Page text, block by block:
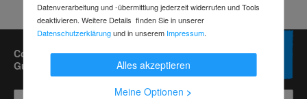
Contorion Newsletter kostenlos abonnieren und
Gutscheine im Wert von bis zu 50 Euro sichern.*
Datenverarbeitung und -übermittlung jederzeit widerrufen und Tools
deaktivieren. Weitere Details finden Sie in unserer
Datenschutzerklärungund in unserem Impressum.
Alles akzeptieren
Meine Optionen >